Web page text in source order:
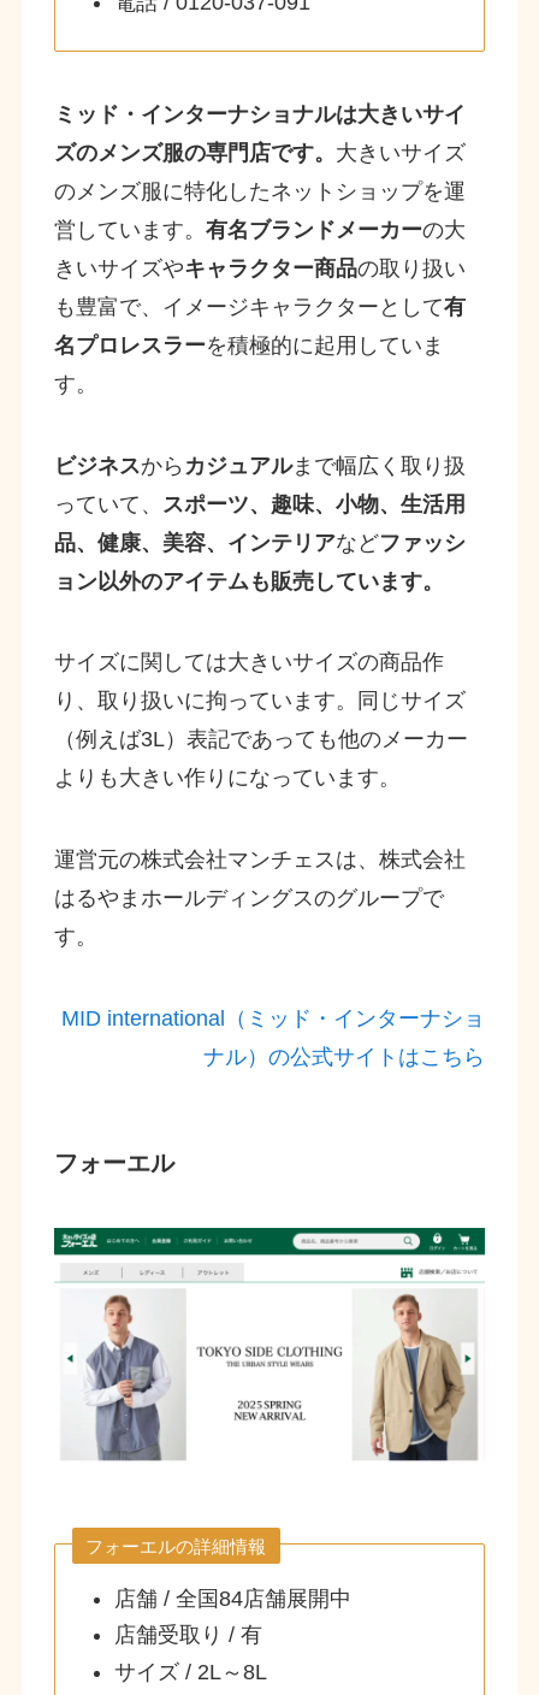
ミッド・インターナショナルは大きいサイ
ズのメンズ服の専門店です。 大きいサイズ
のメンズ服に特化したネットショップを運
営しています。 有名ブランドメーカーの大
きいサイズやキャラクター商品の取り扱い
も豊富で、イメージキャラクターとして有
名プロレスラーを積極的に起用していま
す。
ビジネスから カジュアルまで幅広く取り扱
っていて、
スポーツ、趣味、小物、生活用
品、健康、美容、インテリアなどファッシ
ョン以外のアイテムも販売しています。
サイズに関しては大きいサイズの商品作
り、取り扱いに拘っています。同じサイズ
（例えば3L）表記であっても他のメーカー
よりも大きい作りになっています。
運営元の株式会社マンチェスは、株式会社
はるやまホールディングスのグループで
す。
MID international（ミッド・インターナショ
ナル）の公式サイトはこちら
フォーエル
フォーエルの詳細情報
店舗 / 全国84店舗展開中
店舗受取り / 有
サイズ / 2L～8L